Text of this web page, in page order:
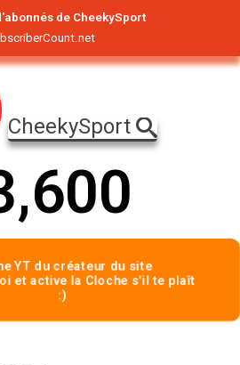
de CheekySport
CheekySport
,600
YT du créateur du site
et active la Cloche s'il te plaît
:)